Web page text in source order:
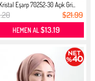
Eşarp 70252-30 Açık Gri...
$21.99
HEMEN AL$13.19